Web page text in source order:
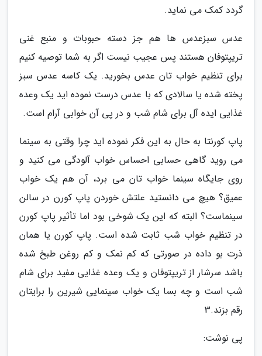
گردد کمک می نماید.
عدس سبزعدس ها هم جز دسته حبوبات و منبع غنی
تریپتوفان هستند پس عجیب نیست اگر به شما توصیه کنیم
برای تنظیم خواب تان عدس بخورید. یک کاسه عدس سبز
پخته شده یا سالادی که با عدس درست نموده اید یک وعده
غذایی ایده آل برای شام شب و در پی آن خوابی آرام است.
پاپ کورنتا به حال به این فکر نموده اید چرا وقتی به سینما
می روید گاهی حسابی احساس خواب آلودگی می کنید و
روی جایگاه سینما خواب تان می برد، آن هم یک خواب
عمیق؟ هیچ می دانستید علتش خوردن پاپ کورن در سالن
سینماست؟ البته که این یک شوخی بود اما تأثیر پاپ کورن
در تنظیم خواب شب ثابت شده است. پاپ کورن یا همان
ذرت بو داده در صورتی که کم نمک و کم روغن طبخ شده
باشد سرشار از تریپتوفان و یک وعده غذایی مفید برای شام
شب است و چه بسا یک خواب سینمایی شیرین را برایتان
رقم بزند.3
پی نوشت: